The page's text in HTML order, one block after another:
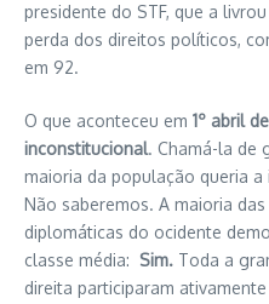
presidente do STF, que a
perda dos direitos políticos,
em 92.
O que aconteceu em 1º abril
inconstitucional. Chamá-la de
maioria da população queria
Não saberemos. A maioria
diplomáticas do ocidente
classe média: Sim. Toda a
direita participaram